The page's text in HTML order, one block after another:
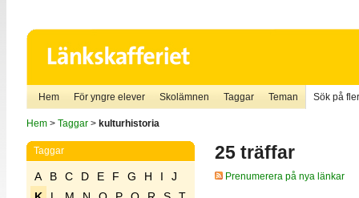
Hem För yngre elever Skolämnen Taggar Teman Sök på
Hem> Taggar> kulturhistoria
Taggar
A B C D E F G H I
J
25 träffar
Prenumerera på nya länkar